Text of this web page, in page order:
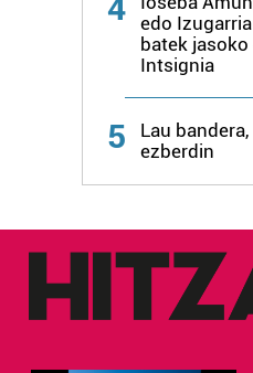
4
edo
batek
Intsignia
5
Lau
ezberdin